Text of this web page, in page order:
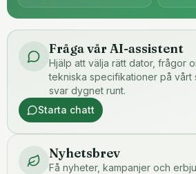
Fråga vår AI-assistent
Hjälp att välja rätt dator, frågor
tekniska specifikationer på
svar dygnet runt.
Starta chatt
Nyhetsbrev
Få nyheter, kampanjer och